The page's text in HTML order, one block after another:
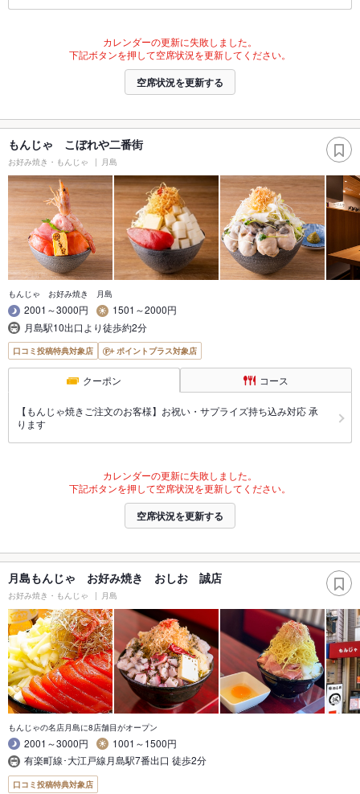
カレンダーの更新に失敗しました。
下記ボタンを押して空席状況を更新してください。
空席状況を更新する
もんじゃ こぼれや二番街
お好み焼き・もんじゃ 月島
もんじゃ お好み焼き 月島
2001～3000円
1501～2000円
月島駅10出口より徒歩約2分
口コミ投稿特典対象店 ポイントプラス対象店
クーポン コース
【もんじゃ焼きご注文のお客様】お祝い・サプライズ持ち込み対応 承
ります
カレンダーの更新に失敗しました。
下記ボタンを押して空席状況を更新してください。
空席状況を更新する
月島もんじゃ お好み焼き おしお 誠店
お好み焼き・もんじゃ 月島
もんじゃの名店月島に8店舗目がオープン
2001～3000円
1001～1500円
有楽町線･大江戸線月島駅7番出口 徒歩2分
口コミ投稿特典対象店